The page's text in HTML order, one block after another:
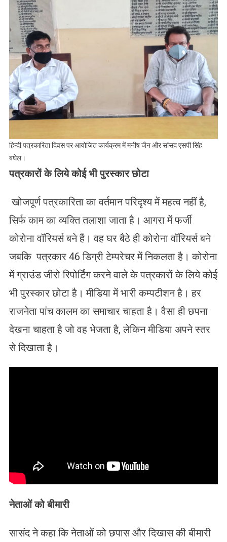
हिन्दी पत्रकारिता दिवस पर आयोजित कार्यक्रम में मनीष जैन और सांसद एसपी सिंह
बघेल।
पत्रकारों के लिये कोई भी पुरस्कार छोटा
खोजपूर्ण पत्रकारिता का वर्तमान परिदृश्य में महत्व नहीं है,
सिर्फ काम का व्यक्ति तलाशा जाता है। आगरा में फर्जी
कोरोना वॉरियर्स बने हैं। वह घर बैठे ही कोरोना वॉरियर्स बने
जबकि पत्रकार 46 डिग्री टेम्परेचर में निकलता है। कोरोना
में ग्राउंड जीरो रिपोर्टिंग करने वाले के पत्रकारों के लिये कोई
भी पुरस्कार छोटा है। मीडिया में भारी कम्पटीशन है। हर
राजनेता पांच कालम का समाचार चाहता है। वैसा ही छपना
देखना चाहता है जो वह भेजता है, लेकिन मीडिया अपने स्तर
से दिखाता है।
नेताओं को बीमारी
सासंद ने कहा कि नेताओं को छपास और दिखास की बीमारी